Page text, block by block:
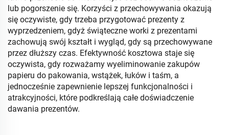
lub pogorszenie się. Korzyści z przechowywania okazują
się oczywiste, gdy trzeba przygotować prezenty z
wyprzedzeniem, gdyż świąteczne worki z prezentami
zachowują swój kształt i wygląd, gdy są przechowywane
przez dłuższy czas. Efektywność kosztowa staje się
oczywista, gdy rozważamy wyeliminowanie zakupów
papieru do pakowania, wstążek, łuków i taśm, a
jednocześnie zapewnienie lepszej funkcjonalności i
atrakcyjności, które podkreślają całe doświadczenie
dawania prezentów.